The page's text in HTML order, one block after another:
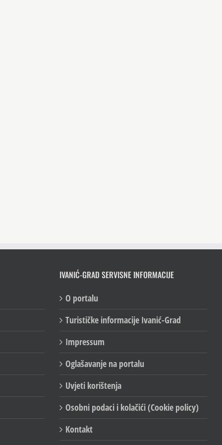
IVANIĆ-GRAD SERVISNE INFORMACIJE
O portalu
Turističke informacije Ivanić-Grad
Impressum
Oglašavanje na portalu
Uvjeti korištenja
Osobni podaci i kolačići (Cookie policy)
Kontakt